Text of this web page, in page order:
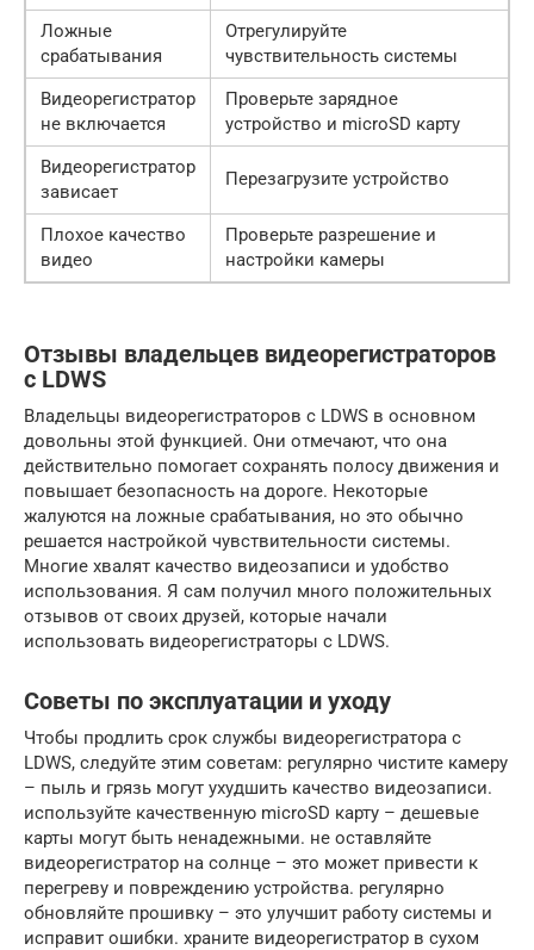
Ложные
срабатывания
Отрегулируйте
чувствительность системы
Видеорегистратор
не включается
Проверьте зарядное
устройство и microSD карту
Видеорегистратор
зависает
Перезагрузите устройство
Плохое качество
видео
Проверьте разрешение и
настройки камеры
Отзывы владельцев видеорегистраторов
с LDWS
Владельцы видеорегистраторов с LDWS в основном
довольны этой функцией. Они отмечают, что она
действительно помогает сохранять полосу движения и
повышает безопасность на дороге. Некоторые
жалуются на ложные срабатывания, но это обычно
решается настройкой чувствительности системы.
Многие хвалят качество видеозаписи и удобство
использования. Я сам получил много положительных
отзывов от своих друзей, которые начали
использовать видеорегистраторы с LDWS.
Советы по эксплуатации и уходу
Чтобы продлить срок службы видеорегистратора с
LDWS, следуйте этим советам: регулярно чистите камеру
– пыль и грязь могут ухудшить качество видеозаписи.
используйте качественную microSD карту – дешевые
карты могут быть ненадежными. не оставляйте
видеорегистратор на солнце – это может привести к
перегреву и повреждению устройства. регулярно
обновляйте прошивку – это улучшит работу системы и
исправит ошибки. храните видеорегистратор в сухом